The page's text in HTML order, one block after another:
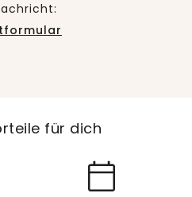
für dich